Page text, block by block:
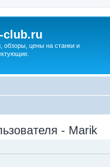
club.ru
обзоры, цены на станки и
- Marik